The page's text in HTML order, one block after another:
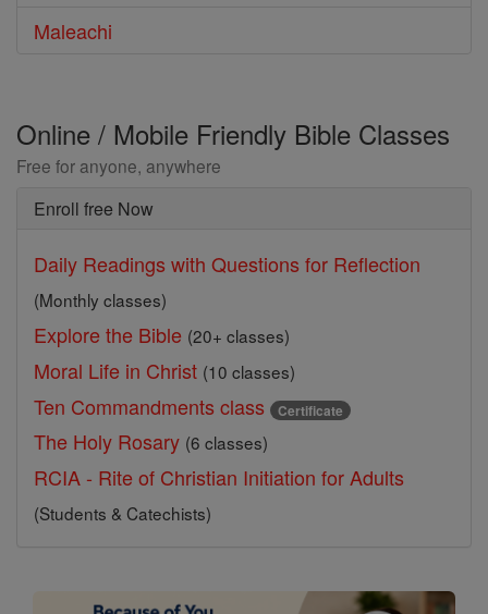
Maleachi
Online / Mobile Friendly Bible Classes
Free for anyone, anywhere
Enroll free Now
Daily Readings with Questions for Reflection
(Monthly classes)
Explore the Bible (20+ classes)
Moral Life in Christ (10 classes)
Ten Commandments class Certificate
The Holy Rosary (6 classes)
RCIA - Rite of Christian Initiation for Adults
(Students & Catechists)